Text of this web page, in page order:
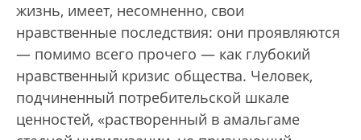
жизнь, имеет, несомненно, свои
нравственные последствия: они проявляются
— помимо всего прочего — как глубокий
нравственный кризис общества. Человек,
подчиненный потребительской шкале
ценностей, «растворенный в амальгаме